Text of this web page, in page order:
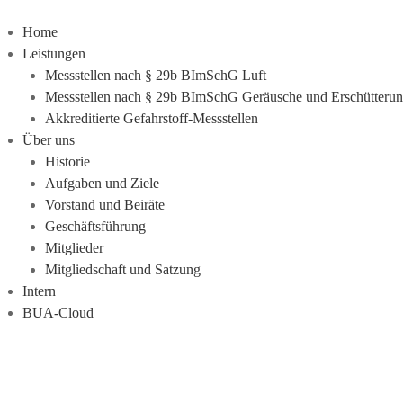
Home
Leistungen
Messstellen nach § 29b BImSchG Luft
Messstellen nach § 29b BImSchG Geräusche und
Akkreditierte Gefahrstoff-Messstellen
Über uns
Historie
Aufgaben und Ziele
Vorstand und Beiräte
Geschäftsführung
Mitglieder
Mitgliedschaft und Satzung
Intern
BUA-Cloud